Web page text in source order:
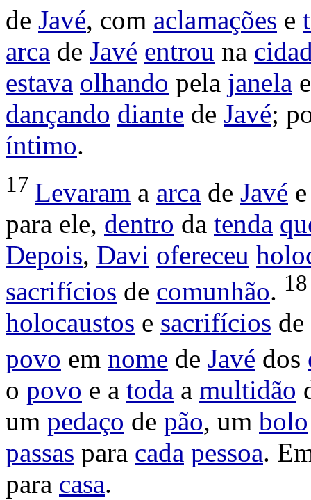
de Javé, com aclamações e
arca de Javé entrou na
estava olhando pela janela
dançando diante de Javé;
íntimo.
17 Levaram a arca de Javé
para ele, dentro da tenda
Depois, Davi ofereceu
sacrifícios de comunhão.
holocaustos e sacrifícios de
povo em nome de Javé dos
o povo e a toda a multidão
um pedaço de pão, um bolo
passas para cada pessoa.
para casa.